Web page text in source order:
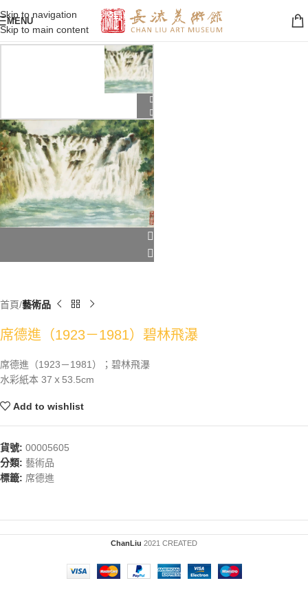
Skip to navigation
Skip to main content
MENU
首頁 藝術品
席德進（1923－1981）碧林飛瀑
席德進（1923－1981）；碧林飛瀑
水彩紙本 37ｘ53.5cm
Add to wishlist
貨號: 00005605
分類: 藝術品
標籤: 席德進
ChanLiu 2021 CREATED